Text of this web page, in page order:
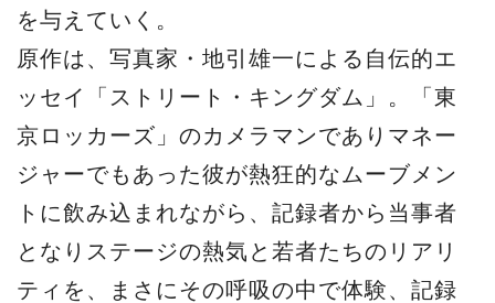
を与えていく。
原作は、写真家・地引雄⼀による⾃伝的エ
ッセイ「ストリート・キングダム」。「東
京ロッカーズ」のカメラマンでありマネー
ジャーでもあった彼が熱狂的なムーブメン
トに飲み込まれながら、記録者から当事者
となりステージの熱気と若者たちのリアリ
ティを、まさにその呼吸の中で体験、記録